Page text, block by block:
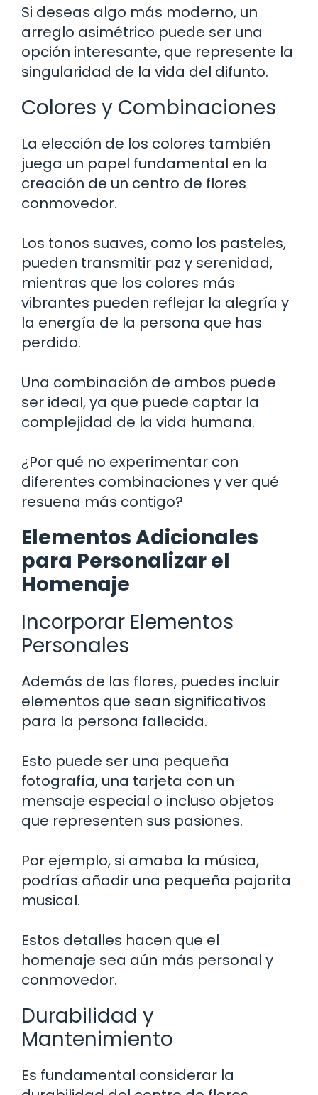
Si deseas algo más moderno, un
arreglo asimétrico puede ser una
opción interesante, que represente la
singularidad de la vida del difunto.
Colores y Combinaciones
La elección de los colores también
juega un papel fundamental en la
creación de un centro de flores
conmovedor.
Los tonos suaves, como los pasteles,
pueden transmitir paz y serenidad,
mientras que los colores más
vibrantes pueden reflejar la alegría y
la energía de la persona que has
perdido.
Una combinación de ambos puede
ser ideal, ya que puede captar la
complejidad de la vida humana.
¿Por qué no experimentar con
diferentes combinaciones y ver qué
resuena más contigo?
Elementos Adicionales
para Personalizar el
Homenaje
Incorporar Elementos
Personales
Además de las flores, puedes incluir
elementos que sean significativos
para la persona fallecida.
Esto puede ser una pequeña
fotografía, una tarjeta con un
mensaje especial o incluso objetos
que representen sus pasiones.
Por ejemplo, si amaba la música,
podrías añadir una pequeña pajarita
musical.
Estos detalles hacen que el
homenaje sea aún más personal y
conmovedor.
Durabilidad y
Mantenimiento
Es fundamental considerar la